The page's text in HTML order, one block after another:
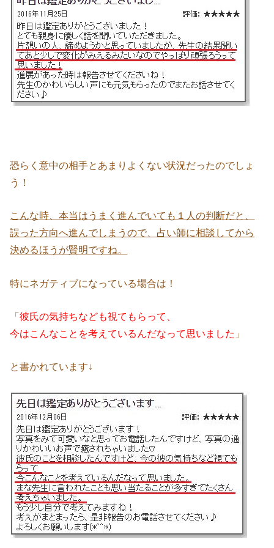
恐らく意中の相手とあまりよくない状況だったのでしょ
う！
こんな時、本当はうまく進んでいても１人の判断だと、
誤った方向へ進んでしまうので、占い師に相談してから
決めるほうが賢明ですね。
特にネガティブになっている場合は！
「彼氏の気持ちなども視てもらって、
今はこんなことを考えているんだなって思いました 」
と書かれています↓